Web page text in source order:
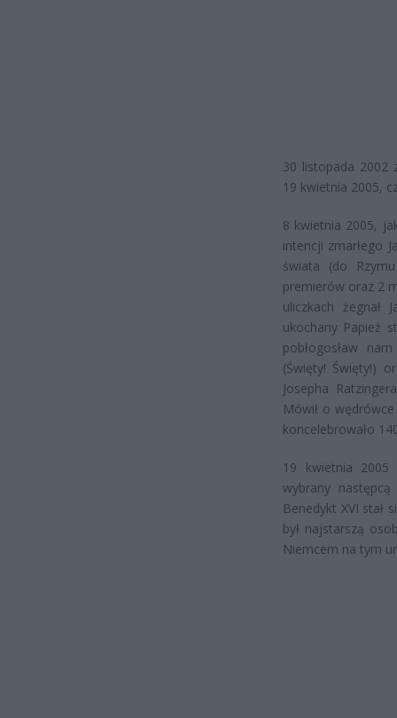
30 listopada 2002
19 kwietnia 2005,
8 kwietnia 2005,
intencji zmarłego
świata (do
premierów oraz 2
uliczkach żegnał
ukochany Papież
pobłogosław
(Święty! Święty!)
Josepha
Mówił o
koncelebrowało
19 kwietnia 2005
wybrany
Benedykt XVI stał
był najstarszą
Niemcem na tym